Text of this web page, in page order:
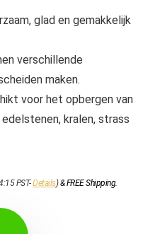
glad en gemakkelijk
verschillende
maken.
voor het opbergen van
kralen, strass
PST-Details)&FREE Shipping.